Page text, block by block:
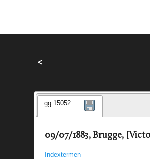
<
gg.15052
09/07/1883, Brugge,
Indextermen